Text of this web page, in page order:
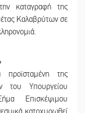
καταγραφή της
Καλαβρύτων σε
της
του Υπουργείου
Επισκέψιμου